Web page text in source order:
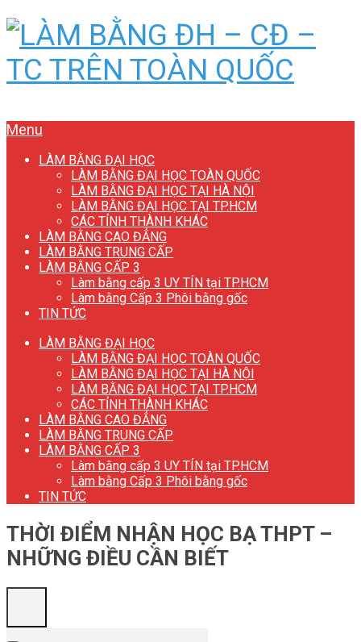
Menu
LÀM BẰNG ĐẠI HỌC
LÀM BẰNG ĐẠI HỌC TOÀN QUỐC
LÀM BẰNG ĐẠI HỌC TẠI HÀ NỘI
LÀM BẰNG ĐẠI HỌC TẠI TP.HCM
CÁC TỈNH THÀNH KHÁC
LÀM BẰNG CAO ĐẲNG
LÀM BẰNG TRUNG CẤP
LÀM BẰNG CẤP 3
Làm bằng cấp 3 UY TÍN tại TP.HCM
Làm bằng Cấp 3 Phôi bằng gốc
TIN TỨC
LÀM BẰNG ĐẠI HỌC
LÀM BẰNG ĐẠI HỌC TOÀN QUỐC
LÀM BẰNG ĐẠI HỌC TẠI HÀ NỘI
LÀM BẰNG ĐẠI HỌC TẠI TP.HCM
CÁC TỈNH THÀNH KHÁC
LÀM BẰNG CAO ĐẲNG
LÀM BẰNG TRUNG CẤP
LÀM BẰNG CẤP 3
Làm bằng cấp 3 UY TÍN tại TP.HCM
Làm bằng Cấp 3 Phôi bằng gốc
TIN TỨC
THỜI ĐIỂM NHẬN HỌC BẠ THPT –
NHỮNG ĐIỀU CẦN BIẾT